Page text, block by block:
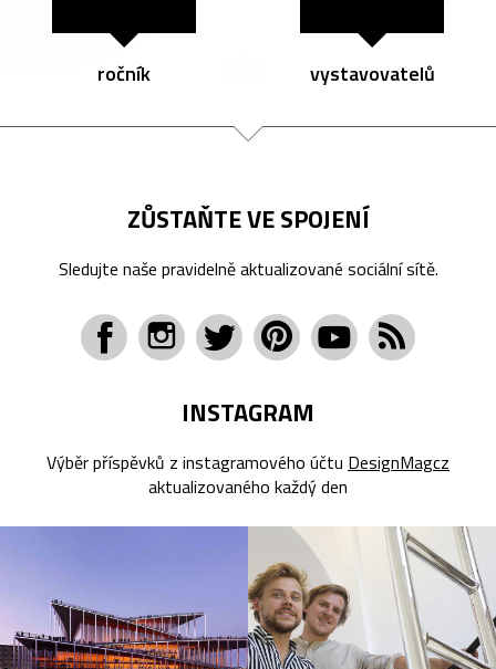
ročník vystavovatelů
ZŮSTAŇTE VE SPOJENÍ
Sledujte naše pravidelně aktualizované sociální sítě.
INSTAGRAM
Výběr příspěvků z instagramového účtu DesignMagcz
aktualizovaného každý den